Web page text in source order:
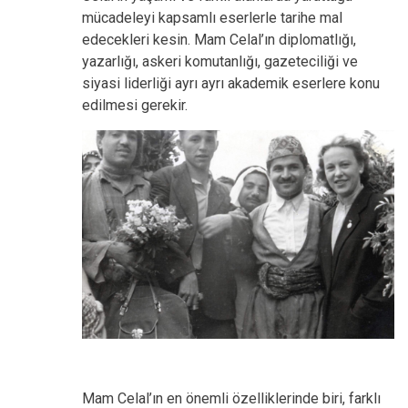
mücadeleyi kapsamlı eserlerle tarihe mal
edecekleri kesin. Mam Celal’ın diplomatlığı,
yazarlığı, askeri komutanlığı, gazeteciliği ve
siyasi liderliği ayrı ayrı akademik eserlere konu
edilmesi gerekir.
Mam Celal’ın en önemli özelliklerinde biri, farklı